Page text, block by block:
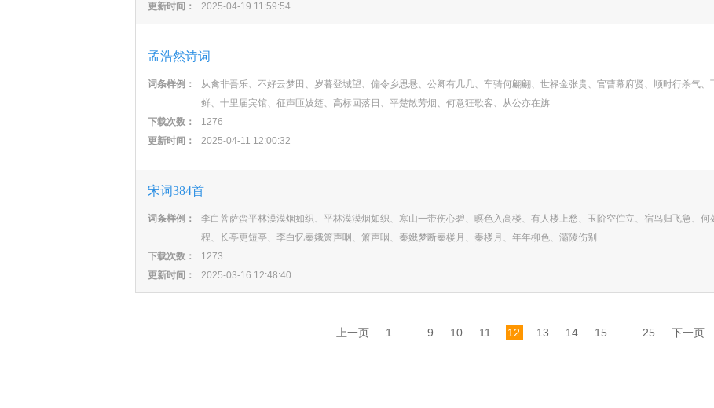
更新时间：
2025-04-19 11:59:54
孟浩然诗词
词条样例：
从禽非吾乐、不好云梦田、岁暮登城望、偏令乡思悬、公卿有几几、车骑何翩翩、世禄金张贵、官曹幕府贤、顺时行杀气、
鲜、十里届宾馆、征声匝妓筵、高标回落日、平楚散芳烟、何意狂歌客、从公亦在旃
下载次数：
1276
更新时间：
2025-04-11 12:00:32
宋词384首
词条样例：
李白菩萨蛮平林漠漠烟如织、平林漠漠烟如织、寒山一带伤心碧、暝色入高楼、有人楼上愁、玉阶空伫立、宿鸟归飞急、何
程、长亭更短亭、李白忆秦娥箫声咽、箫声咽、秦娥梦断秦楼月、秦楼月、年年柳色、灞陵伤别
下载次数：
1273
更新时间：
2025-03-16 12:48:40
上一页 1 ... 9 10 11 12 13 14 15 ... 25 下一页